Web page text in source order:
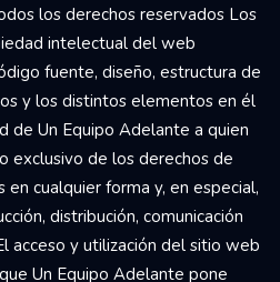
los derechos reservados Los
intelectual del web
fuente, diseño, estructura de
y los distintos elementos en él
de Un Equipo Adelante a quien
exclusivo de los derechos de
cualquier forma y, en especial,
distribución, comunicación
acceso y utilización del sitio web
Un Equipo Adelante pone